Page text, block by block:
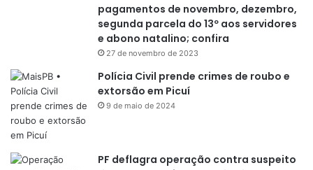
pagamentos de novembro, dezembro,
segunda parcela do 13º aos servidores
e abono natalino; confira
27 de novembro de 2023
Polícia Civil prende crimes de roubo e
extorsão em Picuí
9 de maio de 2024
PF deflagra operação contra suspeito